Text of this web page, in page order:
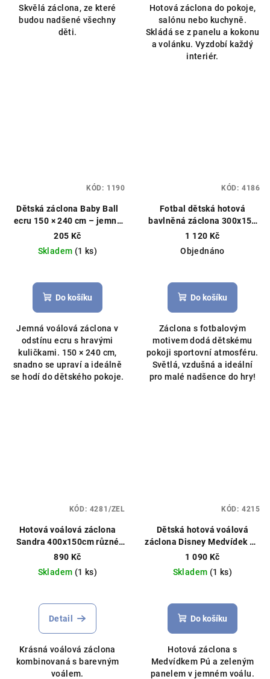
Skvělá záclona, ze které
budou nadšené všechny
děti.
Hotová záclona do pokoje,
salónu nebo kuchyně.
Skládá se z panelu a kokonu
a volánku. Vyzdobí každý
interiér.
Dětská záclona Baby Ball
ecru 150 × 240 cm – jemný
dotek útulnosti
záclona, kuličky
205 Kč
Skladem (1 ks)
Do košíku
Jemná voálová záclona v
odstínu ecru s hravými
kuličkami. 150 × 240 cm,
snadno se upraví a ideálně
se hodí do dětského pokoje.
KÓD: 1190
Fotbal dětská hotová
bavlněná záclona 300x150
cm zelenáZáclonový
materiál, ušijeme na míru
1 120 Kč
Objednáno
Do košíku
Záclona s fotbalovým
motivem dodá dětskému
pokoji sportovní atmosféru.
Světlá, vzdušná a ideální
pro malé nadšence do hry!
KÓD: 4186
Hotová voálová záclona
Sandra 400x150cm různé
barvy
890 Kč
Skladem (1 ks)
hodnocení
produktu
z
5
hvězdiček.
Detail
Krásná voálová záclona
kombinovaná s barevným
voálem.
KÓD: 4281/ZEL
Dětská hotová voálová
záclona Disney Medvídek Pú
360×150 cm – zelená
Disney
1 090 Kč
Skladem (1 ks)
Do košíku
Hotová záclona s
Medvídkem Pú a zeleným
panelem v jemném voálu.
KÓD: 4215